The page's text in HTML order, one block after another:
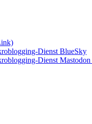
Dienst BlueSky
Dienst Mastodon